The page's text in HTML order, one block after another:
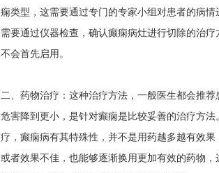
痫类型，这需要通过专门的专家小组对患者的病
需要通过仪器检查，确认癫痫病灶进行切除的治
不会首先启用。
二、药物治疗：这种治疗方法，一般医生都会推
危害降到更小，是针对癫痫是比较妥善的治疗方
疗，癫痫病有其特殊性，并不是用药越多越有效
或者效果不佳，也能够逐渐换用更加有效的药物